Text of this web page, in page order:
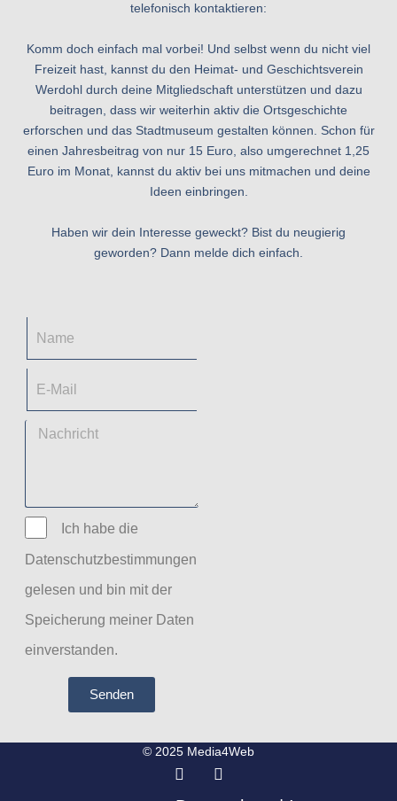
Ich habe die
Datenschutzbestimmungen
gelesen und bin mit der
Speicherung meiner Daten
einverstanden.
Senden
telefonisch kontaktieren:
Komm doch einfach mal vorbei! Und selbst wenn du nicht viel
Freizeit hast, kannst du den Heimat- und Geschichtsverein
Werdohl durch deine Mitgliedschaft unterstützen und dazu
beitragen, dass wir weiterhin aktiv die Ortsgeschichte
erforschen und das Stadtmuseum gestalten können. Schon für
einen Jahresbeitrag von nur 15 Euro, also umgerechnet 1,25
Euro im Monat, kannst du aktiv bei uns mitmachen und deine
Ideen einbringen.
Haben wir dein Interesse geweckt? Bist du neugierig
geworden? Dann melde dich einfach.
© 2025 Media4Web